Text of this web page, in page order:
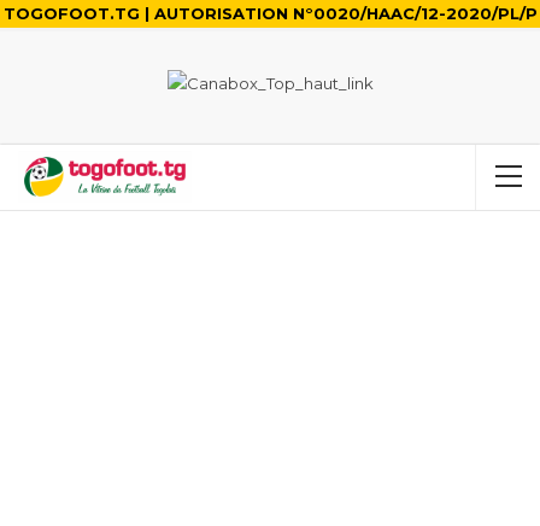
TOGOFOOT.TG | AUTORISATION N°0020/HAAC/12-2020/PL/P